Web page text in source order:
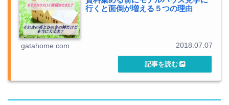
行くと面倒が増える５つの理由
gatahome.com 2018.07.07